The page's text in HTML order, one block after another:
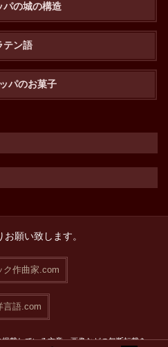
パの城の構造
テン語
パのお菓子
お願い致します。
ク作曲家.com
言語.com
載している文章・画像などの無断転載を